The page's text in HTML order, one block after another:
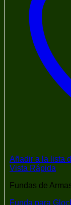
Añadir a la lista
Vista Rápida
Fundas de
Funda para